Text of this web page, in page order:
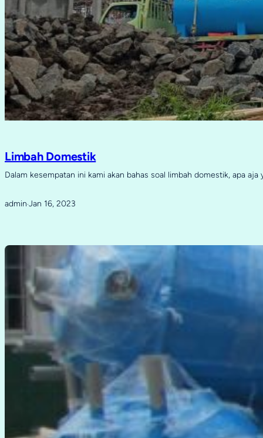
Limbah Domestik
Dalam kesempatan ini kami akan bahas soal limbah domestik, apa aja
admin·Jan 16, 2023